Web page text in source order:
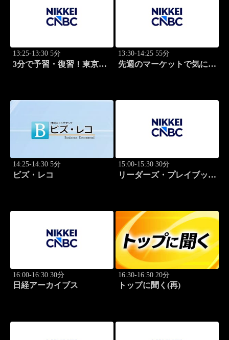
13:25-13:30 5分
3分で予習・復習！東京市
13:30-14:25 55分
先週のマーケットで気にな
14:25-14:30 5分
ビズ・レコ
15:00-15:30 30分
リーダーズ・プレイブック
16:00-16:30 30分
日経アーカイブス
16:30-16:50 20分
トップに聞く(再)